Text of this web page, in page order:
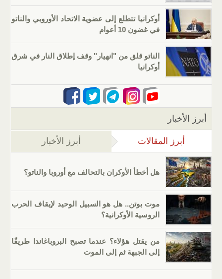
أوكرانيا تتطلع إلى عضوية الاتحاد الأوروبي والناتو
في غضون 10 أعوام
الناتو قلق من "انهيار" وقف إطلاق النار في شرق
أوكرانيا
أبرز الأخبار
أبرز المقالات (علامة التبويب النشطة)
أبرز الأخبار
هل أخطأ الأوكران بالتحالف مع أوروبا والناتو؟
موت بوتن.. هل هو السبيل الوحيد لإيقاف الحرب
الروسية الأوكرانية؟
من يقتل هؤلاء؟ عندما تصبح البروباغاندا طريقًا
إلى الجبهة ثم إلى الموت